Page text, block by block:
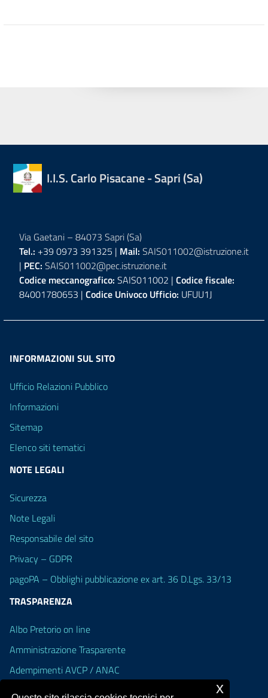
I.I.S. Carlo Pisacane - Sapri (Sa)
Via Gaetani – 84073 Sapri (Sa)
Tel.: +39 0973 391325 | Mail: SAIS011002@istruzione.it
| PEC: SAIS011002@pec.istruzione.it
Codice meccanografico: SAIS011002 | Codice fiscale:
84001780653 | Codice Univoco Ufficio: UFUU1J
INFORMAZIONI SUL SITO
Ufficio Relazioni Pubblico
Informazioni
Sitemap
Elenco siti tematici
NOTE LEGALI
Sicurezza
Note Legali
Responsabile del sito
Privacy – GDPR
pagoPA – Obblighi pubblicazione ex art. 36 D.Lgs. 33/13
TRASPARENZA
Albo Pretorio on line
Amministrazione Trasparente
Adempimenti AVCP / ANAC
x